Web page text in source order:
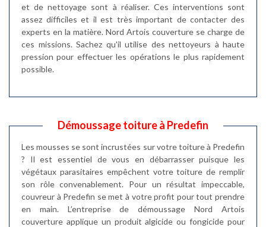
et de nettoyage sont à réaliser. Ces interventions sont
assez difficiles et il est très important de contacter des
experts en la matière. Nord Artois couverture se charge de
ces missions. Sachez qu'il utilise des nettoyeurs à haute
pression pour effectuer les opérations le plus rapidement
possible.
Démoussage toiture à Predefin
Les mousses se sont incrustées sur votre toiture à Predefin
? Il est essentiel de vous en débarrasser puisque les
végétaux parasitaires empêchent votre toiture de remplir
son rôle convenablement. Pour un résultat impeccable,
couvreur à Predefin se met à votre profit pour tout prendre
en main. L’entreprise de démoussage Nord Artois
couverture applique un produit algicide ou fongicide pour